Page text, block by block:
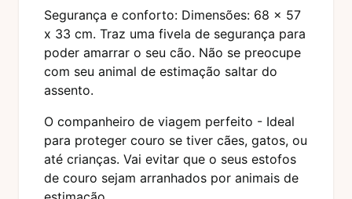
Segurança e conforto: Dimensões: 68 x 57
x 33 cm. Traz uma fivela de segurança para
poder amarrar o seu cão. Não se preocupe
com seu animal de estimação saltar do
assento.
O companheiro de viagem perfeito - Ideal
para proteger couro se tiver cães, gatos, ou
até crianças. Vai evitar que o seus estofos
de couro sejam arranhados por animais de